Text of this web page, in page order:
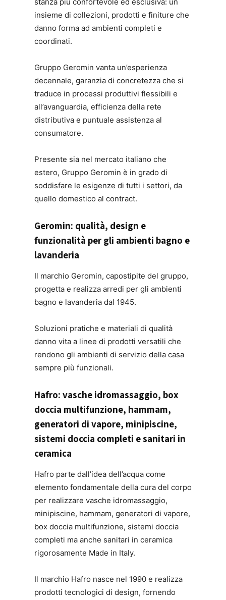
insieme di collezioni, prodotti e finiture che
danno forma ad ambienti completi e
coordinati.
Gruppo Geromin vanta un’esperienza
decennale, garanzia di concretezza che si
traduce in processi produttivi flessibili e
all’avanguardia, efficienza della rete
distributiva e puntuale assistenza al
consumatore.
Presente sia nel mercato italiano che
estero, Gruppo Geromin è in grado di
soddisfare le esigenze di tutti i settori, da
quello domestico al contract.
Geromin: qualità, design e
funzionalità per gli ambienti bagno e
lavanderia
Il marchio Geromin, capostipite del gruppo,
progetta e realizza arredi per gli ambienti
bagno e lavanderia dal 1945.
Soluzioni pratiche e materiali di qualità
danno vita a linee di prodotti versatili che
rendono gli ambienti di servizio della casa
sempre più funzionali.
Hafro: vasche idromassaggio, box
doccia multifunzione, hammam,
generatori di vapore, minipiscine,
sistemi doccia completi e sanitari in
ceramica
Hafro parte dall’idea dell’acqua come
elemento fondamentale della cura del corpo
per realizzare vasche idromassaggio,
minipiscine, hammam, generatori di vapore,
box doccia multifunzione, sistemi doccia
completi ma anche sanitari in ceramica
rigorosamente Made in Italy.
Il marchio Hafro nasce nel 1990 e realizza
prodotti tecnologici di design, fornendo